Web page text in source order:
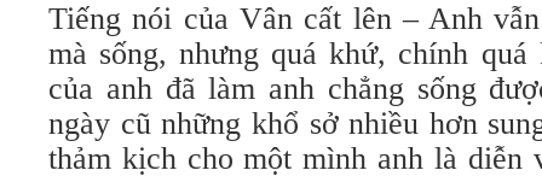
Tiếng nói của Vân cất lên – Anh
mà sống, nhưng quá khứ, chính
của anh đã làm anh chẳng sống
ngày cũ những khổ sở nhiều hơn
thảm kịch cho một mình anh là diễn